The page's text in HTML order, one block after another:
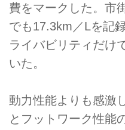
費をマークした。市
でも17.3km／Lを記
ライバビリティだけ
いた。
動力性能よりも感激
とフットワーク性能